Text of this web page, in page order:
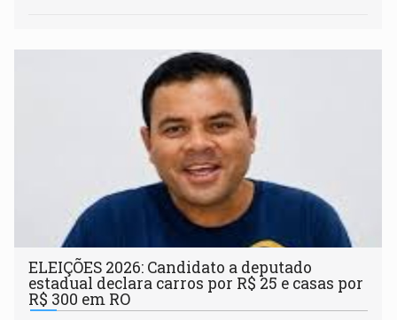
ELEIÇÕES 2026: Candidato a deputado
estadual declara carros por R$ 25 e casas por
R$ 300 em RO